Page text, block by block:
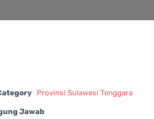
Provinsi Sulawesi Tenggara
Jawab